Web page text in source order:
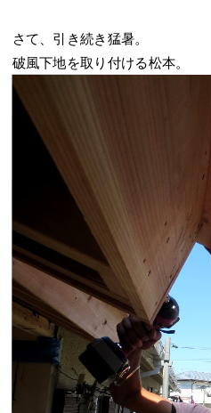
さて、引き続き猛暑。
破風下地を取り付ける松本。